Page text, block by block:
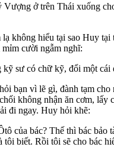
Vượng ở trên Thái xuống
không hiểu tại sao Huy tại
cười ngẫm nghĩ:
sư có chữ kỹ, đổi một cái
bạn vì lẽ gì, đành tạm cho
không nhận ăn cơm, lấy
đi ngay. Huy hỏi khẽ:
của bác? Thế thì bác bảo
tôi biết. Rồi tôi sẽ cho bác